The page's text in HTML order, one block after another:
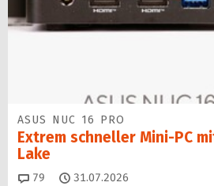
ASUS NUC 16 PRO
Extrem schneller Mini-PC
Lake
79 Kommentare
31.07.2026